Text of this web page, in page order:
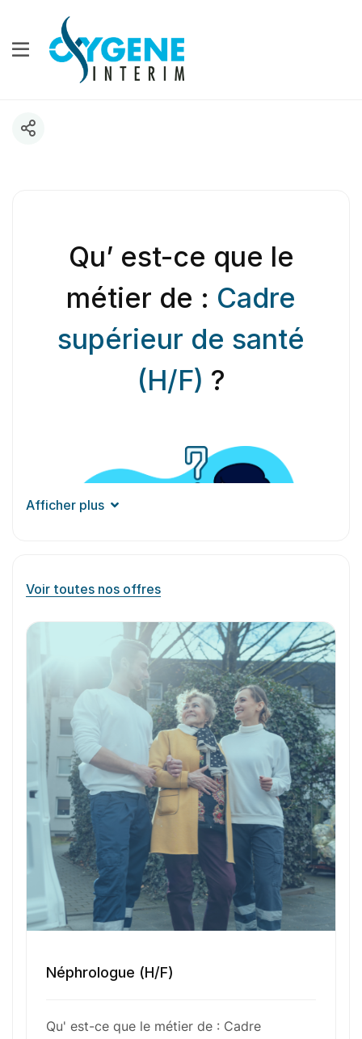
Qu’ est-ce que le
métier de : Cadre
supérieur de santé
(H/F) ?
Aperçu dumétier
Le cadre supérieur de santé joue un rôle clé au
sein des établissements de santé, en assurant la
coordination et la gestion des équipes soignantes.
Il est responsable de la mise en œuvre des
politiques de santé, de la supervision du personnel
soignant, de la gestion des ressources humaines
et matérielles, ainsi que de l’amélioration continue
de la qualité des soins. En collaboration avec les
autres cadres de l’établissement, il participe
activement aux projets de développement et
d’innovation. Ce professionnel est également un
interlocuteur privilégié pour les patients et leurs
familles, garantissant la bonne communication et
le respect des protocoles médicaux.
Afficher plus
Voir toutes nos offres
Néphrologue (H/F)
Qu' est-ce que le métier de : Cadre